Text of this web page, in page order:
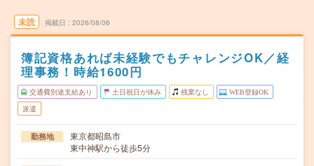
未読 掲載日 2026/08/06
簿記資格あれば未経験でもチャレンジOK／経
理事務！時給1600円
交通費別途支給あり 土日祝日が休み 残業なし WEB登録OK
派遣
勤務地
東京都昭島市
東中神駅から徒歩5分